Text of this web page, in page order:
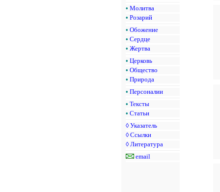
• Молитва
• Розарий
• Обожение
• Сердце
• Жертва
• Церковь
• Общество
• Природа
• Персоналии
• Тексты
• Статьи
◊ Указатель
◊ Ссылки
◊ Литература
email